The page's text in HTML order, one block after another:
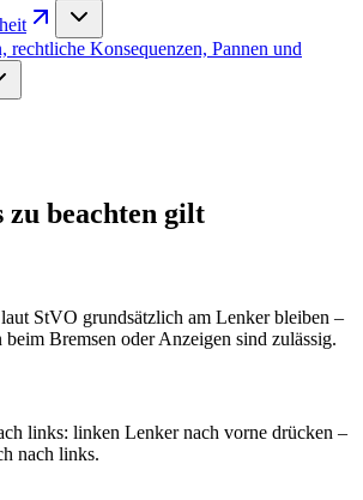
rechtliche Konsequenzen, Pannen und
zu beachten gilt
StVO grundsätzlich am Lenker bleiben –
Bremsen oder Anzeigen sind zulässig.
links: linken Lenker nach vorne drücken –
nach links.